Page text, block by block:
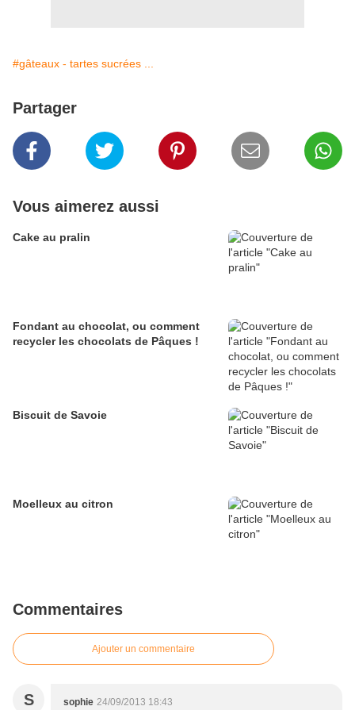
#gâteaux - tartes sucrées ...
Partager
Vous aimerez aussi
Cake au pralin
Fondant au chocolat, ou comment
recycler les chocolats de Pâques !
Biscuit de Savoie
Moelleux au citron
Commentaires
Ajouter un commentaire
S sophie 24/09/2013 18:43